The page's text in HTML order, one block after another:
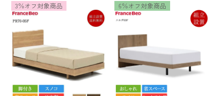
腰痛 薄い かたい かため ハー
ド
国産 すのこ 70周年 宮 棚 コン
セント 照明
3％オフ対象商品 6％オフ対象商品